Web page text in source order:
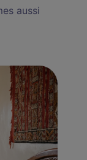
aussi